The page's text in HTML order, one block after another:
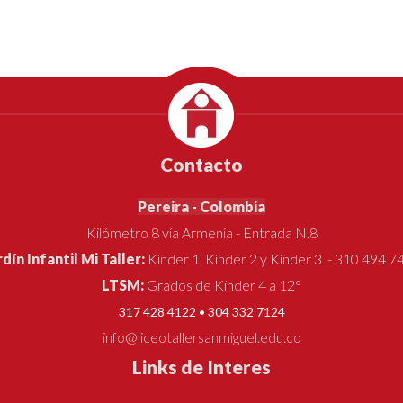
Contacto
Pereira - Colombia
Kilómetro 8 vía Armenia - Entrada N.8
Infantil Mi Taller: Kínder 1, Kínder 2 y Kínder 3 - 310 494
LTSM: Grados de Kínder 4 a 12°
317 428 4122 • 304 332 7124
info@liceotallersanmiguel.edu.co
Links de Interes